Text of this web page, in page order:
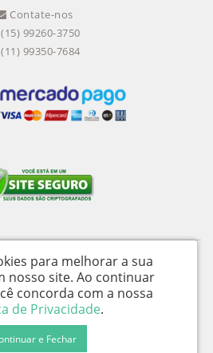
Contate-nos
(15) 99260-3750
(11) 99350-7684
Ltda - CNPJ: 04.656.390/0002-94 -
358058050115
- Galpão D - Iperó / SP - CEP 18560-477 -
Shopping © 2026
para melhorar a sua
nosso site. Ao continuar
concorda com a nossa
de Privacidade.
e Fechar